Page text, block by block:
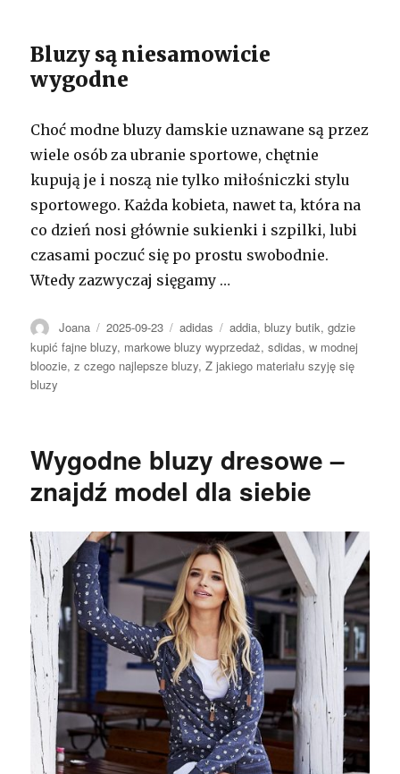
Bluzy są niesamowicie
wygodne
Choć modne bluzy damskie uznawane są przez
wiele osób za ubranie sportowe, chętnie
kupują je i noszą nie tylko miłośniczki stylu
sportowego. Każda kobieta, nawet ta, która na
co dzień nosi głównie sukienki i szpilki, lubi
czasami poczuć się po prostu swobodnie.
Wtedy zazwyczaj sięgamy …
Autor
Joana Opublikowano
2025-09-23 Kategorie
adidas Tagi
addia,bluzy butik,gdzie
kupić fajne bluzy, markowe bluzy wyprzedaż,sdidas,w modnej
bloozie,z czego najlepsze bluzy,Z jakiego materiału szyję się
bluzy
Wygodne bluzy dresowe –
znajdź model dla siebie